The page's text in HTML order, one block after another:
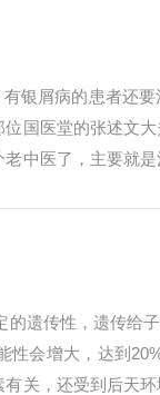
银屑病的患者还
国医堂的张述文
中医了，主要就
遗传性，遗传给
会增大，达到
关，还受到后天环